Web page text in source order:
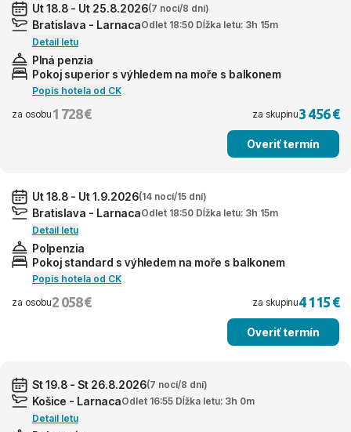
Ut 18.8 - Ut 25.8.2026(7 nocí/8 dní)
Bratislava - LarnacaOdlet 18:50 Dĺžka letu: 3h 15m
Detail letu
Plná penzia
Pokoj superior s výhledem na moře s balkonem
Popis hotela od CK
za osobu 1 728 € za skupinu3 456 €
Overiť termín
Ut 18.8 - Ut 1.9.2026(14 nocí/15 dní)
Bratislava - LarnacaOdlet 18:50 Dĺžka letu: 3h 15m
Detail letu
Polpenzia
Pokoj standard s výhledem na moře s balkonem
Popis hotela od CK
za osobu2 058 € za skupinu4 115 €
Overiť termín
St 19.8 - St 26.8.2026(7 nocí/8 dní)
Košice - LarnacaOdlet 16:55 Dĺžka letu: 3h 0m
Detail letu